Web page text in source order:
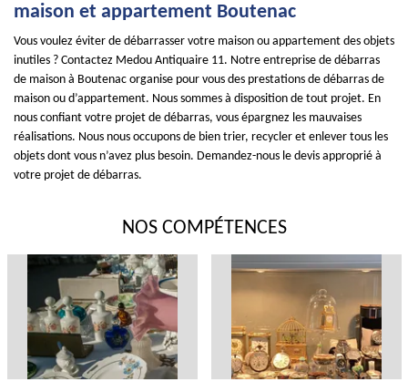
maison et appartement Boutenac
Vous voulez éviter de débarrasser votre maison ou appartement des objets
inutiles ? Contactez Medou Antiquaire 11. Notre entreprise de débarras
de maison à Boutenac organise pour vous des prestations de débarras de
maison ou d’appartement. Nous sommes à disposition de tout projet. En
nous confiant votre projet de débarras, vous épargnez les mauvaises
réalisations. Nous nous occupons de bien trier, recycler et enlever tous les
objets dont vous n’avez plus besoin. Demandez-nous le devis approprié à
votre projet de débarras.
NOS COMPÉTENCES